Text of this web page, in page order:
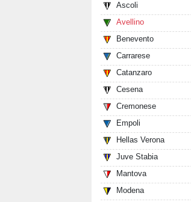
Ascoli
Avellino
Benevento
Carrarese
Catanzaro
Cesena
Cremonese
Empoli
Hellas Verona
Juve Stabia
Mantova
Modena